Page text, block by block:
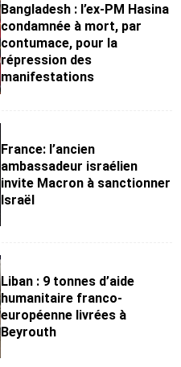
Bangladesh : l’ex-PM Hasina
condamnée à mort, par
contumace, pour la
répression des
manifestations
France: l’ancien
ambassadeur israélien
invite Macron à sanctionner
Israël
Liban : 9 tonnes d’aide
humanitaire franco-
européenne livrées à
Beyrouth